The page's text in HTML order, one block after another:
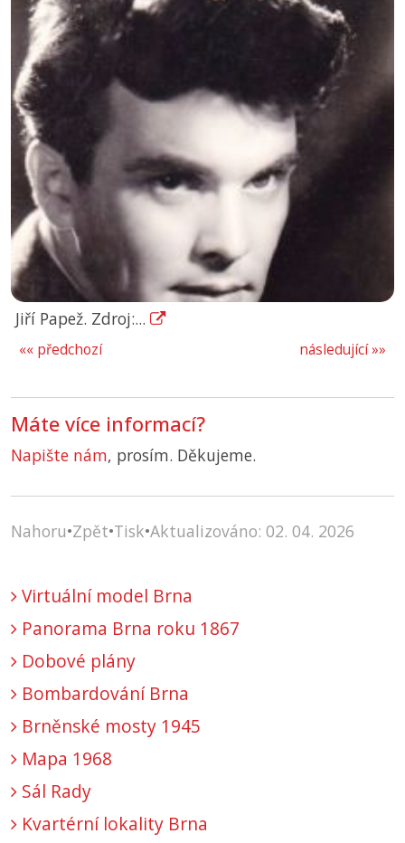
Jiří Papež. Zdroj:...
následující »»
«« předchozí
Máte více informací?
Napište nám, prosím. Děkujeme.
Nahoru•Zpět•Tisk•Aktualizováno: 02. 04. 2026
Virtuální model Brna
Panorama Brna roku 1867
Dobové plány
Bombardování Brna
Brněnské mosty 1945
Mapa 1968
Sál Rady
Kvartérní lokality Brna